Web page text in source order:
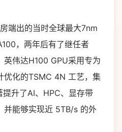
端出的当时全球最大7nm
，两年后有了继任者
伟达H100 GPU采用专为
优化的TSMC 4N 工艺，集
升了AI、HPC、显存带
并能够实现近 5TB/s 的外